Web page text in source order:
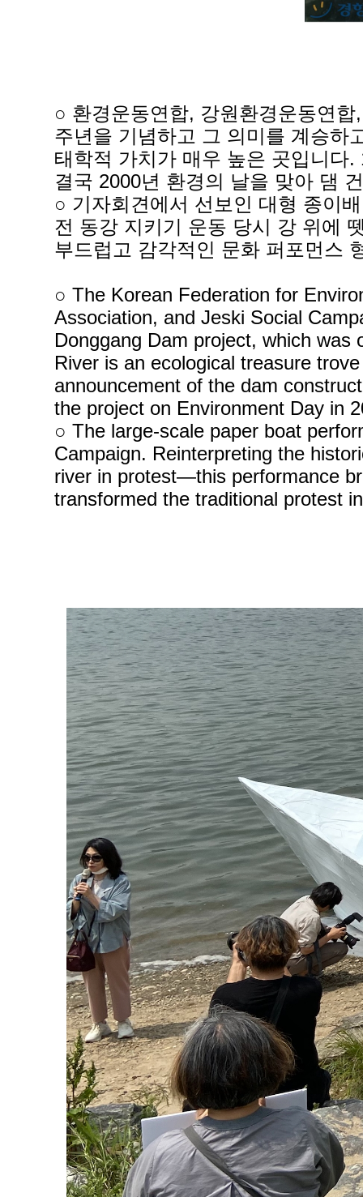
○ 환경운동연합, 강원환경운동연
주년을 기념하고 그 의미를 계승하
태학적 가치가 매우 높은 곳입니다
결국 2000년 환경의 날을 맞아 댐
○ 기자회견에서 선보인 대형 종이
전 동강 지키기 운동 당시 강 위에
부드럽고 감각적인 문화 퍼포먼스
○ The Korean Federation for
Association, and Jeski Social
Donggang Dam project, which was
River is an ecological treasure
announcement of the dam
the project on Environment Day in
○ The large-scale paper boat
Campaign. Reinterpreting the
river in protest—this performance
transformed the traditional protest